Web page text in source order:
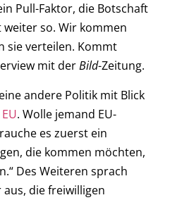
Pull-Faktor, die Botschaft
weiter so. Wir kommen
sie verteilen. Kommt
mit derBild-Zeitung.
andere Politik mit Blick
. Wolle jemand EU-
es zuerst ein
die kommen möchten,
Des Weiteren sprach
die freiwilligen